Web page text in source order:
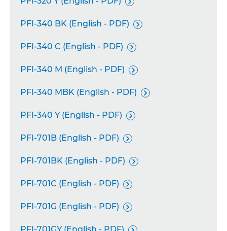

PFI-340 BK (English - PDF) 
PFI-340 C (English - PDF) 
PFI-340 M (English - PDF) 
PFI-340 MBK (English - PDF) 
PFI-340 Y (English - PDF) 
PFI-701B (English - PDF) 
PFI-701BK (English - PDF) 
PFI-701C (English - PDF) 
PFI-701G (English - PDF) 
